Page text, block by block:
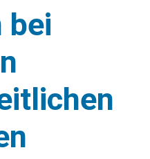
bei